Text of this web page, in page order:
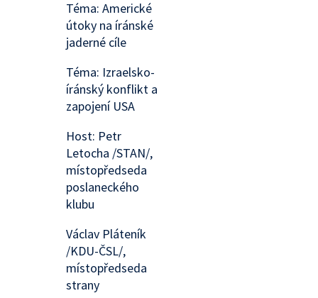
Téma: Americké
útoky na íránské
jaderné cíle
Téma: Izraelsko-
íránský konflikt a
zapojení USA
Host: Petr
Letocha /STAN/,
místopředseda
poslaneckého
klubu
Václav Pláteník
/KDU-ČSL/,
místopředseda
strany